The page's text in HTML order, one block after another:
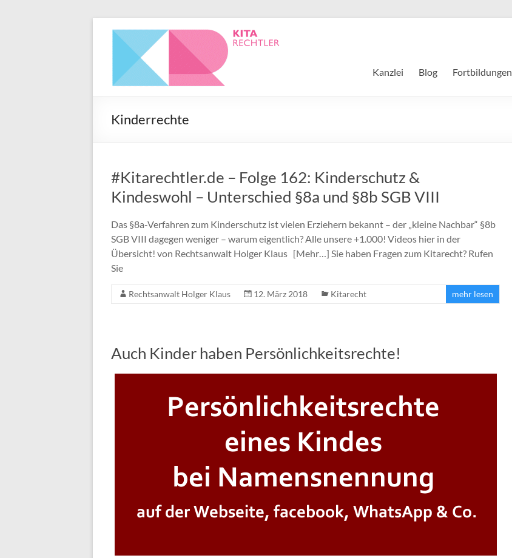
Kanzlei Blog Fortbildungen
Kinderrechte
#Kitarechtler.de – Folge 162: Kinderschutz &
Kindeswohl – Unterschied §8a und §8b SGB VIII
Das §8a-Verfahren zum Kinderschutz ist vielen Erziehern bekannt – der „kleine Nachbar“ §8b
SGB VIII dagegen weniger – warum eigentlich? Alle unsere +1.000! Videos hier in der
Übersicht! von Rechtsanwalt Holger Klaus [Mehr…] Sie haben Fragen zum Kitarecht? Rufen
Sie
Rechtsanwalt Holger Klaus 12. März 2018 Kitarecht mehr lesen
Auch Kinder haben Persönlichkeitsrechte!